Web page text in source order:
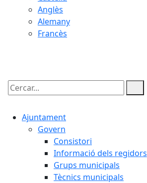
Anglès
Alemany
Francès
Cercar:
Ajuntament
Govern
Consistori
Informació dels regidors
Grups municipals
Tècnics municipals